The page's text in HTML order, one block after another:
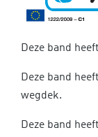
Deze band
Deze band
wegdek.
Deze band